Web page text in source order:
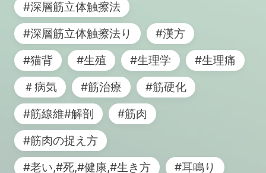
#深層筋立体触擦法
#深層筋立体触擦法り
#漢方
#猫背
#生殖 #生理学
#生理痛
＃病気
#筋治療
#筋硬化
#筋線維#解剖
#筋肉
#筋肉の捉え方
#老い,#死,#健康,#生き方
#耳鳴り